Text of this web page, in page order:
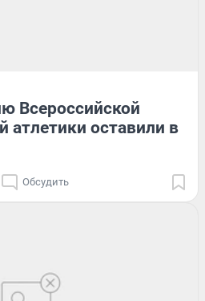
Всероссийской
атлетики оставили в
Обсудить